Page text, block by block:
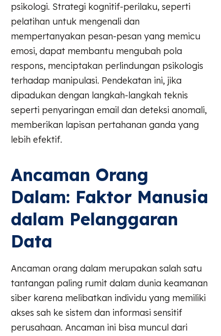
psikologi. Strategi kognitif-perilaku, seperti
pelatihan untuk mengenali dan
mempertanyakan pesan-pesan yang memicu
emosi, dapat membantu mengubah pola
respons, menciptakan perlindungan psikologis
terhadap manipulasi. Pendekatan ini, jika
dipadukan dengan langkah-langkah teknis
seperti penyaringan email dan deteksi anomali,
memberikan lapisan pertahanan ganda yang
lebih efektif.
Ancaman Orang
Dalam: Faktor Manusia
dalam Pelanggaran
Data
Ancaman orang dalam merupakan salah satu
tantangan paling rumit dalam dunia keamanan
siber karena melibatkan individu yang memiliki
akses sah ke sistem dan informasi sensitif
perusahaan. Ancaman ini bisa muncul dari